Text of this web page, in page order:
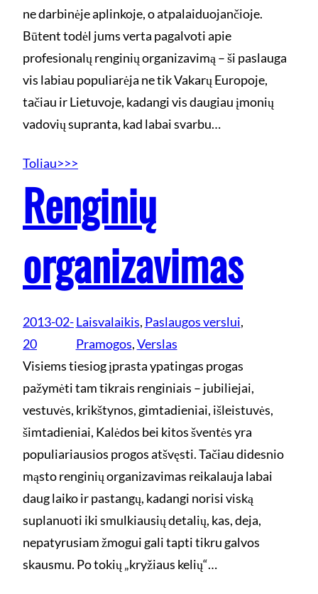
ne darbinėje aplinkoje, o atpalaiduojančioje.
Būtent todėl jums verta pagalvoti apie
profesionalų renginių organizavimą – ši paslauga
vis labiau populiarėja ne tik Vakarų Europoje,
tačiau ir Lietuvoje, kadangi vis daugiau įmonių
vadovių supranta, kad labai svarbu…
Toliau>>>
Renginių
organizavimas
2013-02-
20
Laisvalaikis, Paslaugos verslui
Pramogos, Verslas
Visiems tiesiog įprasta ypatingas progas
pažymėti tam tikrais renginiais – jubiliejai,
vestuvės, krikštynos, gimtadieniai, išleistuvės,
šimtadieniai, Kalėdos bei kitos šventės yra
populiariausios progos atšvęsti. Tačiau didesnio
mąsto renginių organizavimas reikalauja labai
daug laiko ir pastangų, kadangi norisi viską
suplanuoti iki smulkiausių detalių, kas, deja,
nepatyrusiam žmogui gali tapti tikru galvos
skausmu. Po tokių „kryžiaus kelių“…